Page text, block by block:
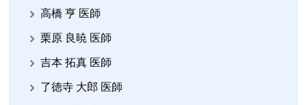
高橋 亨 医師
栗原 良暁 医師
吉本 拓真 医師
了徳寺 大郎 医師